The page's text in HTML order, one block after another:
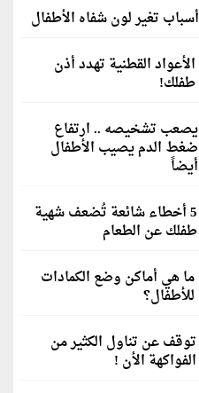
أسباب تغير لون شفاه الأطفال
الأعواد القطنية تهدد أذن
طفلك!
يصعب تشخيصه .. ارتفاع
ضغط الدم يصيب الأطفال
أيضاً
5 أخطاء شائعة تُضعف شهية
طفلك عن الطعام
ما هي أماكن وضع الكمادات
للأطفال؟
توقف عن تناول الكثير من
الفواكهة الأن !